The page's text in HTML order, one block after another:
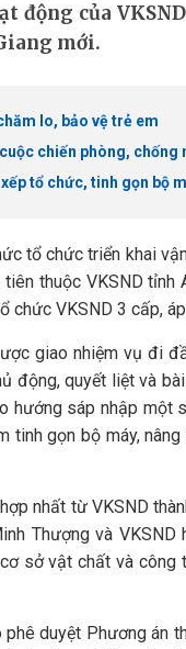
của
mới.
lo, bảo vệ trẻ em
chiến phòng, chống
tổ chức, tinh gọn bộ
tổ chức triển khai
thuộc VKSND
chức VKSND 3 cấp,
giao nhiệm vụ đi
động, quyết liệt và
hướng sáp nhập một
tinh gọn bộ máy,
nhất từ VKSND
Thượng và
sở vật chất và
duyệt Phương án